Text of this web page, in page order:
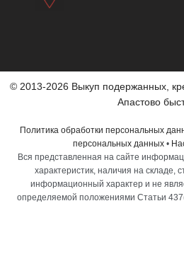
© 2013-2026 Выкуп подержанных,
Апастово
Политика обработки персональных
персональных данных •
Вся представленная на сайте
характеристик, наличия на складе,
информационный характер и не
определяемой положениями Статьи